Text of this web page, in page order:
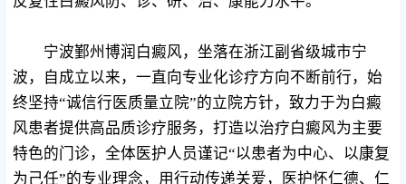
宁波鄞州博润白癜风，坐落在浙江副省级城市宁
波，自成立以来，一直向专业化诊疗方向不断前行，始
终坚持“诚信行医质量立院”的立院方针，致力于为白癜
风患者提供高品质诊疗服务，打造以治疗白癜风为主要
特色的门诊，全体医护人员谨记“以患者为中心、以康复
为己任”的专业理念，用行动传递关爱，医护怀仁德、仁